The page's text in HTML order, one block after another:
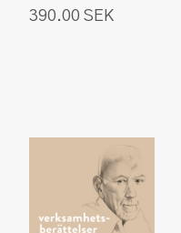
390.00 SEK